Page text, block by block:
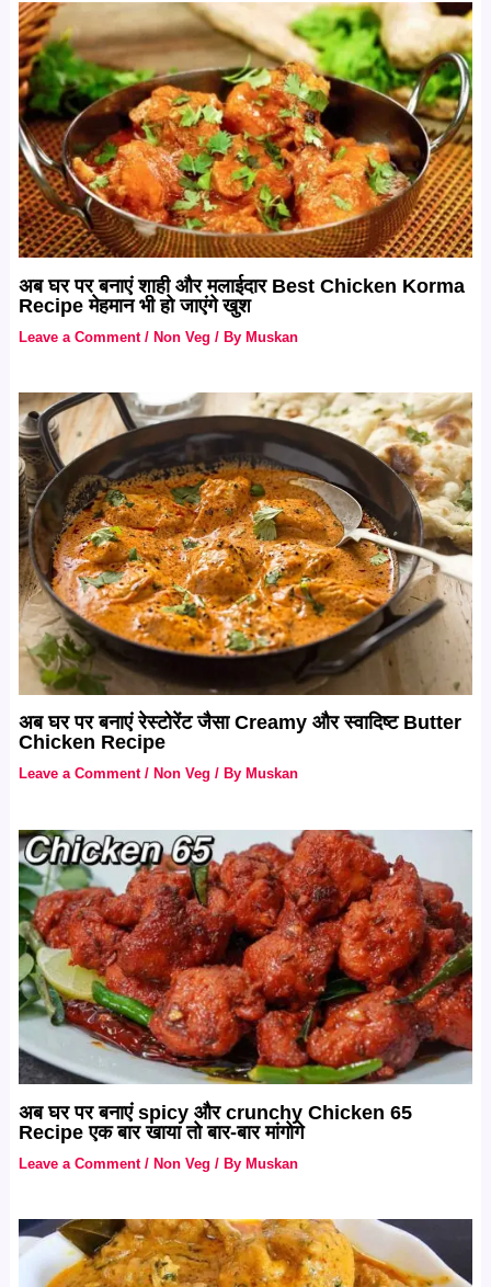
अब घर पर बनाएं शाही और मलाईदार Best Chicken Korma
Recipe मेहमान भी हो जाएंगे खुश
Leave a Comment /Non Veg / ByMuskan
अब घर पर बनाएं रेस्टोरेंट जैसा Creamy और स्वादिष्ट Butter
Chicken Recipe
Leave a Comment / Non Veg / By Muskan
अब घर पर बनाएं spicy और crunchy Chicken 65
Recipe एक बार खाया तो बार-बार मांगोगे
Leave a Comment / Non Veg / By Muskan